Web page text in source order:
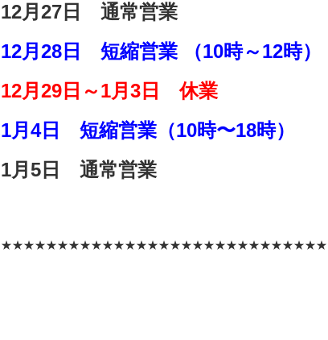
12月27日 通常営業
12月28日 短縮営業 （10時～12時）
12月29日～1月3日 休業
1月4日 短縮営業（10時〜18時）
1月5日 通常営業